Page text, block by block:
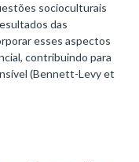
socioculturais
das
esses aspectos
contribuindo para
(Bennett-Levy et